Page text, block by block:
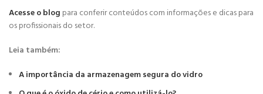
Acesse o blog para conferir conteúdos com informações e dicas para
os profissionais do setor.
Leia também:
A importância da armazenagem segura do vidro